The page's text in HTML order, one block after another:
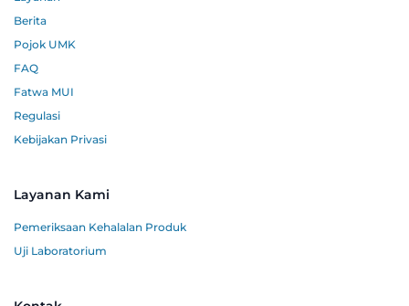
Berita
Pojok UMK
FAQ
Fatwa MUI
Regulasi
Kebijakan Privasi
Layanan Kami
Pemeriksaan Kehalalan Produk
Uji Laboratorium